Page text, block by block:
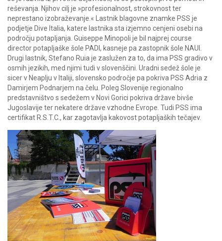
reševanja. Njihov cilj je »profesionalnost, strokovnost ter
neprestano izobraževanje.« Lastnik blagovne znamke PSS je
podjetje Dive Italia, katere lastnika sta izjemno cenjeni osebi na
področju potapljanja. Guiseppe Minopoli je bil najprej course
director potapljaške šole PADI, kasneje pa zastopnik šole NAUI.
Drugi lastnik, Stefano Ruia je zaslužen za to, da ima PSS gradivo v
osmih jezikih, med njimi tudi v slovenščini. Uradni sedež šole je
sicer v Neaplju v Italiji, slovensko področje pa pokriva PSS Adria z
Damirjem Podnarjem na čelu. Poleg Slovenije regionalno
predstavništvo s sedežem v Novi Gorici pokriva države bivše
Jugoslavije ter nekatere države vzhodne Evrope. Tudi PSS ima
certifikat R.S.T.C., kar zagotavlja kakovost potapljaških tečajev.